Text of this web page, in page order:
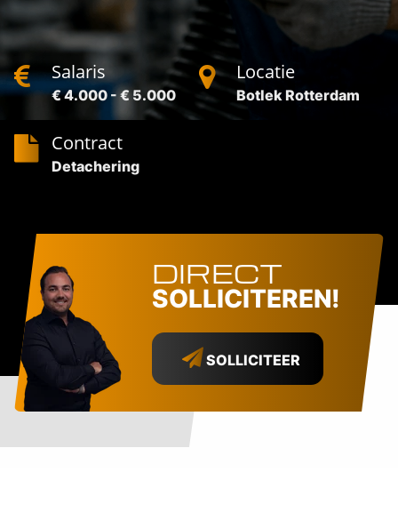
Salaris
€ 4.000 - € 5.000
Locatie
Botlek Rotterdam
Contract
Detachering
DIRECT
SOLLICITEREN!
SOLLICITEER